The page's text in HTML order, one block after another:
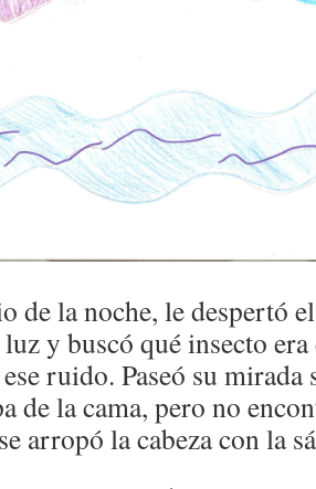
de la noche, le despertó
y buscó qué insecto era
ruido. Paseó su mirada
de la cama, pero no
arropó la cabeza con la